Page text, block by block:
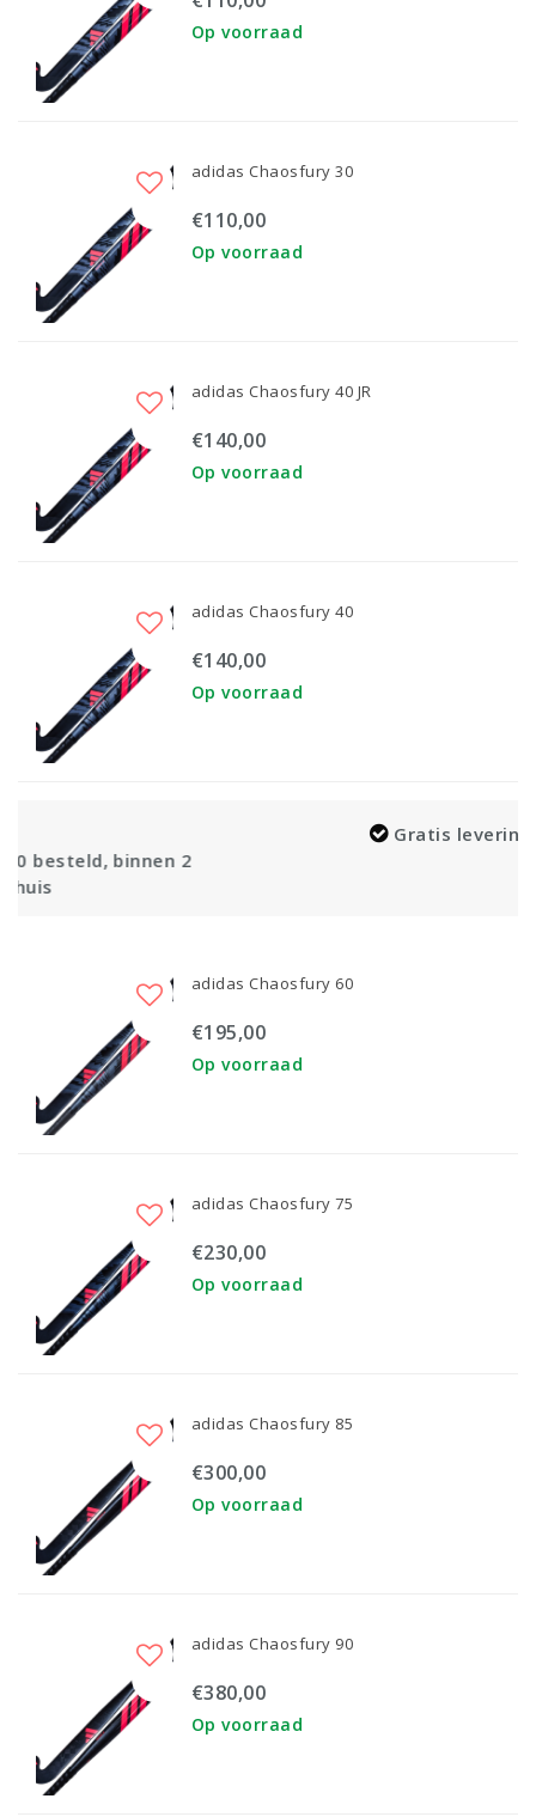
Op voorraad
adidas Chaosfury 30
€110,00
Op voorraad
adidas Chaosfury 40 JR
€140,00
Op voorraad
adidas Chaosfury 40
€140,00
Op voorraad
2
Gratis levering vanaf €100,-
adidas Chaosfury 60
€195,00
Op voorraad
adidas Chaosfury 75
€230,00
Op voorraad
adidas Chaosfury 85
€300,00
Op voorraad
adidas Chaosfury 90
€380,00
Op voorraad